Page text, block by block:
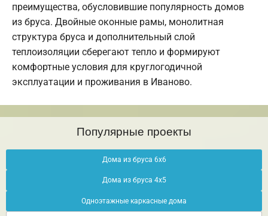
преимущества, обусловившие популярность домов
из бруса. Двойные оконные рамы, монолитная
структура бруса и дополнительный слой
теплоизоляции сберегают тепло и формируют
комфортные условия для круглогодичной
эксплуатации и проживания в Иваново.
Популярные проекты
Дома из бруса 6х6
Дома из бруса 4х5
Одноэтажные каркасные дома